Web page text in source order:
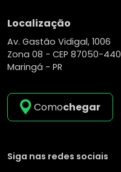
Localização
Av. Gastão Vidigal, 1006
Zona 08 - CEP 87050-440
Maringá - PR
Comochegar
Siga nas redes sociais